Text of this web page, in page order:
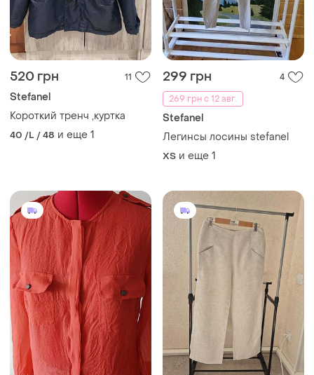
520 грн 11
Stefanel
Короткий тренч ,куртка
40 /L / 48 и еще 1
299 грн
4
269 грн с 12 авг.
Stefanel
Легинсы лосины stefanel
ХS и еще 1